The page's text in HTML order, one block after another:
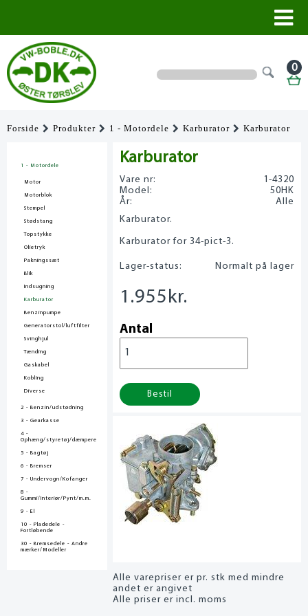
0
Forside Produkter 1 - Motordele Karburator Karburator
1 - Motordele
Motor
Motorblok
Stempel
Stødstang
Topstykke
Olietryk
Pakningssæt
Blik
Indsugning
Karburator
Benzinpumpe
Generatorstol/luftfilter
Svinghjul
Tænding
Gaskabel
Kobling
Diverse
2 - Benzin/udstødning
3 - Gearkasse
4 -
Ophæng/styretøj/dæmpere
5 - Bagtøj
6 - Bremser
7 - Undervogn/Kofanger
8 -
Gummi/Interiør/Pynt/m.m.
9 - El
10 - Pladedele -
Fortløbende
30 - Bremsedele - Andre
mærker/Modeller
Karburator
Vare nr:
1-4320
Model:
50HK
År:
Alle
Karburator.
Karburator for 34-pict-3.
Lager-status: Normalt på lager
1.955 kr.
Antal
Bestil
Alle varepriser er pr. stk med mindre
andet er angivet
Alle priser er incl. moms